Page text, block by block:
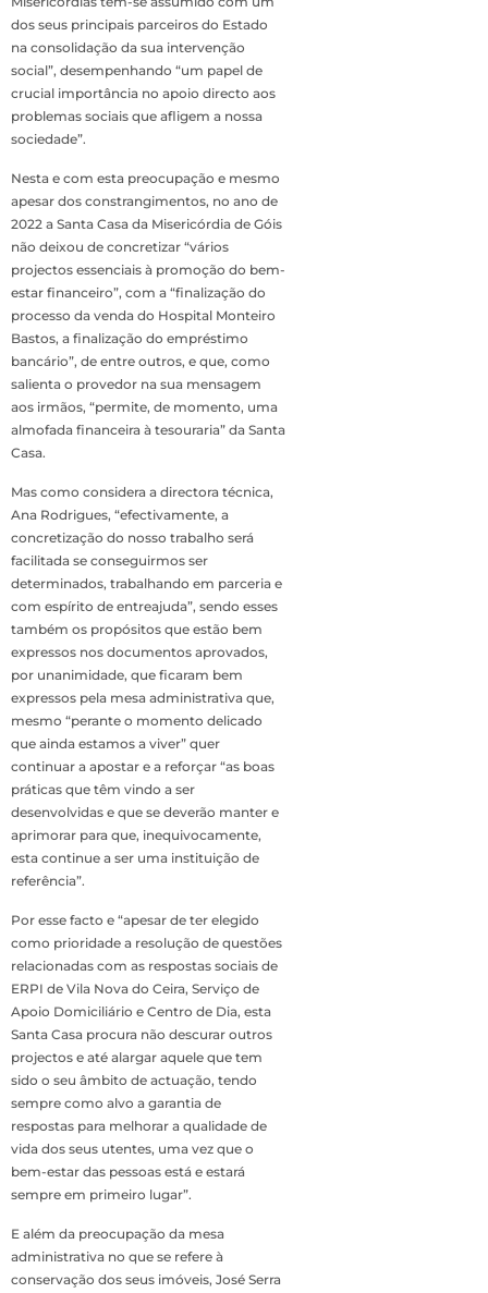
dos seus principais parceiros do Estado
na consolidação da sua intervenção
social”, desempenhando “um papel de
crucial importância no apoio directo aos
problemas sociais que afligem a nossa
sociedade”.
Nesta e com esta preocupação e mesmo
apesar dos constrangimentos, no ano de
2022 a Santa Casa da Misericórdia de Góis
não deixou de concretizar “vários
projectos essenciais à promoção do bem-
estar financeiro”, com a “finalização do
processo da venda do Hospital Monteiro
Bastos, a finalização do empréstimo
bancário”, de entre outros, e que, como
salienta o provedor na sua mensagem
aos irmãos, “permite, de momento, uma
almofada financeira à tesouraria” da Santa
Casa.
Mas como considera a directora técnica,
Ana Rodrigues, “efectivamente, a
concretização do nosso trabalho será
facilitada se conseguirmos ser
determinados, trabalhando em parceria e
com espírito de entreajuda”, sendo esses
também os propósitos que estão bem
expressos nos documentos aprovados,
por unanimidade, que ficaram bem
expressos pela mesa administrativa que,
mesmo “perante o momento delicado
que ainda estamos a viver” quer
continuar a apostar e a reforçar “as boas
práticas que têm vindo a ser
desenvolvidas e que se deverão manter e
aprimorar para que, inequivocamente,
esta continue a ser uma instituição de
referência”.
Por esse facto e “apesar de ter elegido
como prioridade a resolução de questões
relacionadas com as respostas sociais de
ERPI de Vila Nova do Ceira, Serviço de
Apoio Domiciliário e Centro de Dia, esta
Santa Casa procura não descurar outros
projectos e até alargar aquele que tem
sido o seu âmbito de actuação, tendo
sempre como alvo a garantia de
respostas para melhorar a qualidade de
vida dos seus utentes, uma vez que o
bem-estar das pessoas está e estará
sempre em primeiro lugar”.
E além da preocupação da mesa
administrativa no que se refere à
conservação dos seus imóveis, José Serra